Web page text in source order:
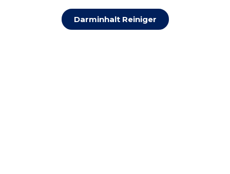
Darminhalt Reiniger